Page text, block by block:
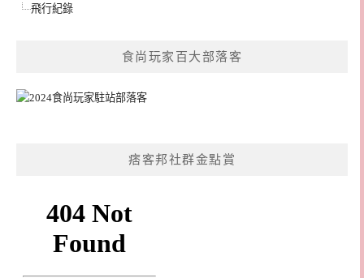
飛行紀錄
食尚玩家百大部落客
痞客邦社群金點賞